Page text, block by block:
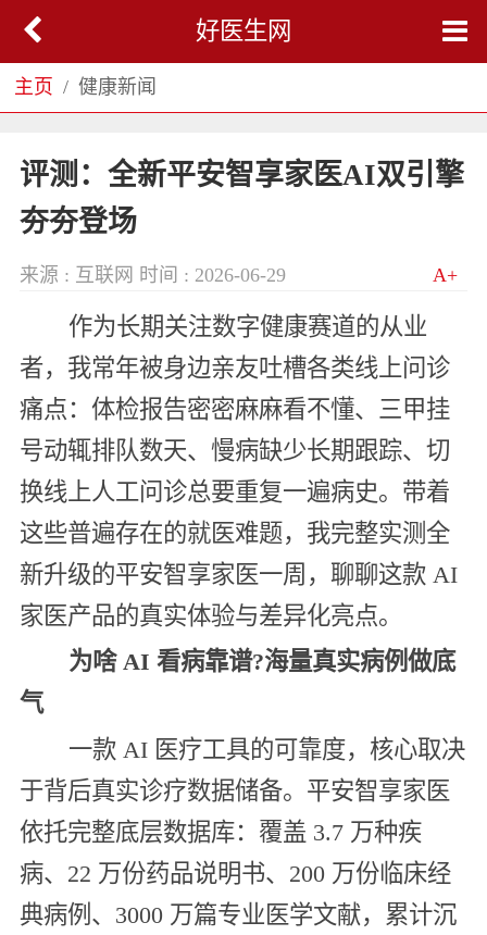
好医生网
主页 健康新闻
评测：全新平安智享家医AI双引擎
夯夯登场
来源 : 互联网 时间 : 2026-06-29 A+
作为长期关注数字健康赛道的从业
者，我常年被身边亲友吐槽各类线上问诊
痛点：体检报告密密麻麻看不懂、三甲挂
号动辄排队数天、慢病缺少长期跟踪、切
换线上人工问诊总要重复一遍病史。带着
这些普遍存在的就医难题，我完整实测全
新升级的平安智享家医一周，聊聊这款 AI
家医产品的真实体验与差异化亮点。
为啥 AI 看病靠谱?海量真实病例做底
气
一款 AI 医疗工具的可靠度，核心取决
于背后真实诊疗数据储备。平安智享家医
依托完整底层数据库：覆盖 3.7 万种疾
病、22 万份药品说明书、200 万份临床经
典病例、3000 万篇专业医学文献，累计沉